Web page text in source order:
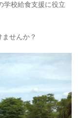
学校給食支援に役立
せんか？